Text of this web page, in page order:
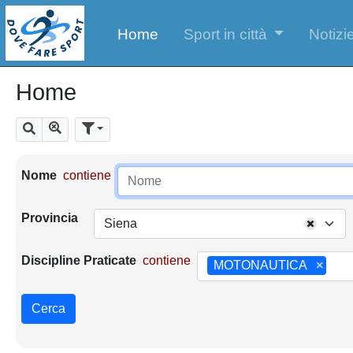
Home Sport in città
Home
Cerca Mostra tutti i risultati
Parametri di ricerca
Nome contiene
Provincia Siena
Discipline Praticate contiene ×
MOTONAUTICA
Cerca